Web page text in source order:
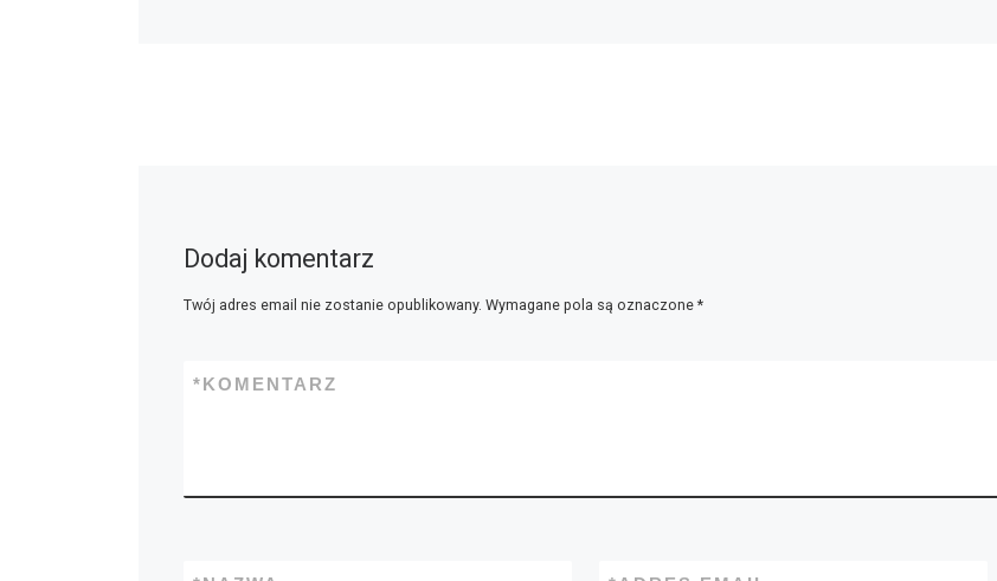
Dodaj komentarz
Twój adres email nie zostanie opublikowany. Wymagane pola są oznaczone *
KOMENTARZ
*